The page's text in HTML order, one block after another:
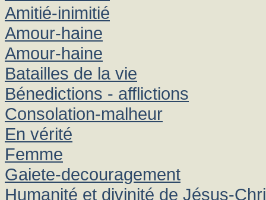
Amitié-inimitié
Amour-haine
Amour-haine
Batailles de la vie
Bénedictions - afflictions
Consolation-malheur
En vérité
Femme
Gaiete-decouragement
Humanité et divinité de Jésus-